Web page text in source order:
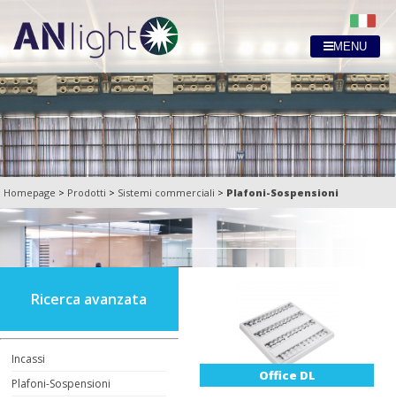
MENU
Homepage > Prodotti > Sistemi commerciali > Plafoni-Sospensioni
Office DL
Ricerca avanzata
Incassi
Plafoni-Sospensioni